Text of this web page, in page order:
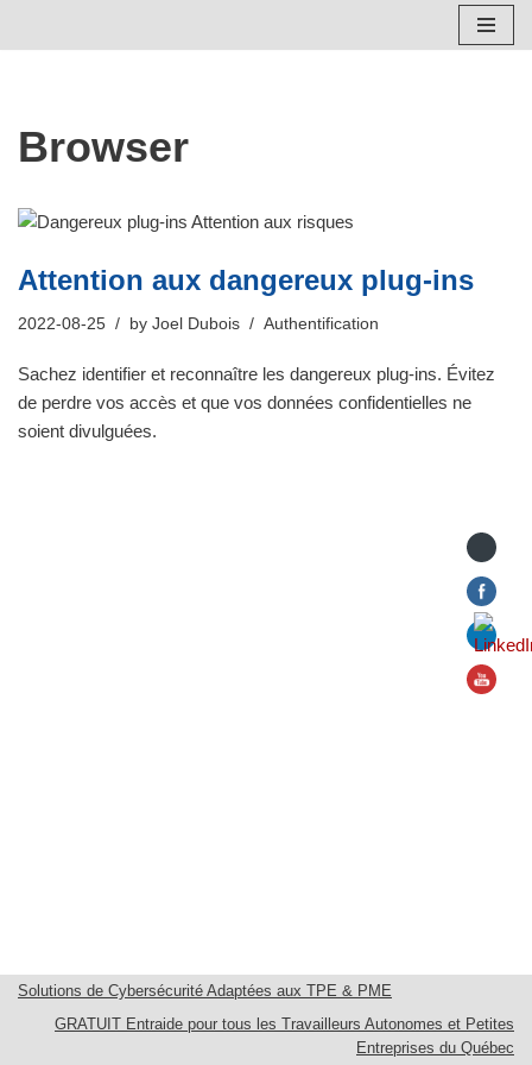
Browser
Attention aux dangereux plug-ins
2022-08-25 by Joel Dubois Authentification
Sachez identifier et reconnaître les dangereux plug-ins. Évitez
de perdre vos accès et que vos données confidentielles ne
soient divulguées.
Solutions de Cybersécurité Adaptées aux TPE & PME
GRATUIT Entraide pour tous les Travailleurs Autonomes et Petites
Entreprises du Québec